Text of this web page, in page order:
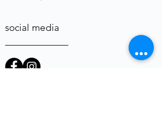
social media